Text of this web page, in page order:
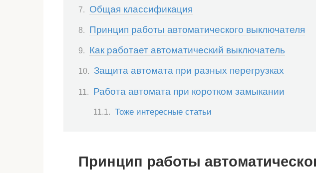
Общая классификация
Принцип работы автоматического выключателя
Как работает автоматический выключатель
Защита автомата при разных перегрузках
Работа автомата при коротком замыкании
Тоже интересные статьи
Принцип работы